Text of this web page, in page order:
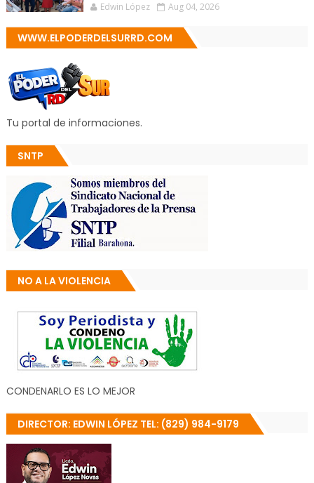
Edwin López Aug 04, 2026
WWW.ELPODERDELSURRD.COM
Tu portal de informaciones.
SNTP
NO A LA VIOLENCIA
CONDENARLO ES LO MEJOR
DIRECTOR: EDWIN LÓPEZ TEL: (829) 984-9179